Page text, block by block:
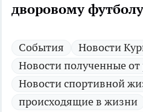
дворовому футболу
Cобытия
Новости
Новости полученные от
Новости спортивной
происходящие в жизни